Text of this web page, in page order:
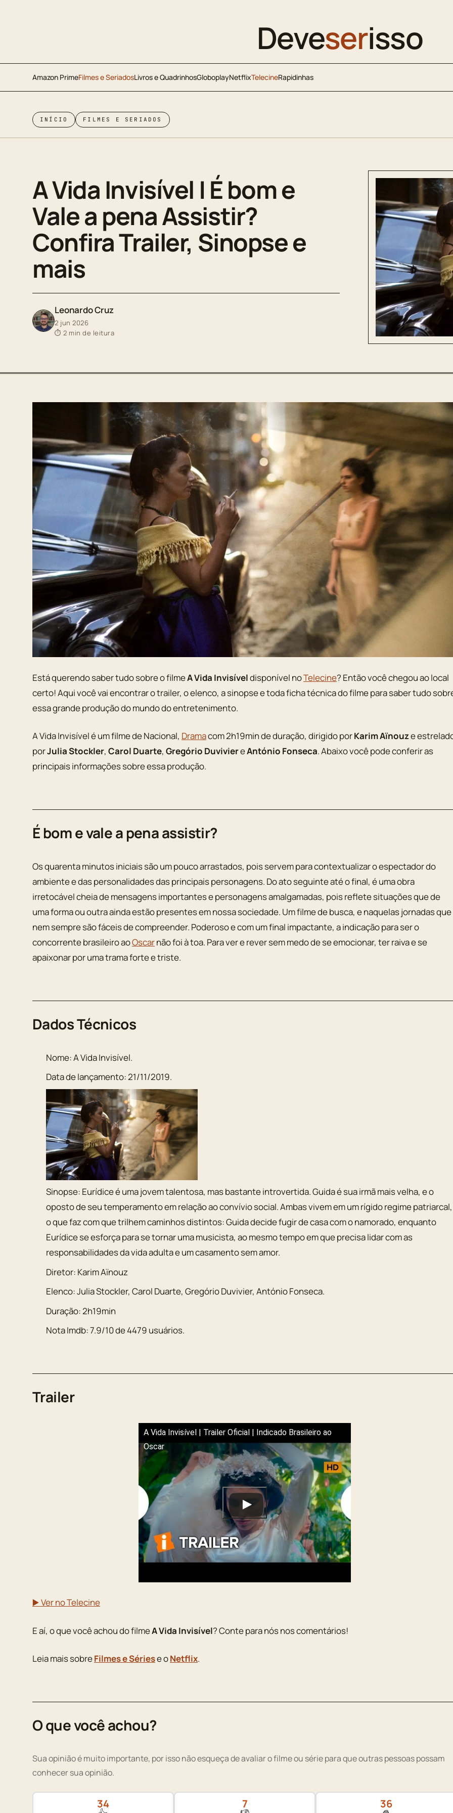
Deveserisso
Amazon PrimeFilmes e SeriadosLivros e QuadrinhosGloboplayNetflixTelecineRapidinhas
INÍCIO FILMES E SERIADOS
A Vida Invisível | É bom e
Vale a pena Assistir?
Confira Trailer, Sinopse e
mais
Leonardo Cruz
2 jun 2026
⏱ 2 min de leitura
Está querendo saber tudo sobre o filmeA Vida Invisíveldisponível noTelecine? Então você chegou ao local
certo! Aqui você vai encontrar o trailer, o elenco, a sinopse e toda ficha técnica do filme para saber tudo
essa grande produção do mundo do entretenimento.
A Vida Invisível é um filme de Nacional, Dramacom 2h19min de duração, dirigido porKarim Aïnouze
porJulia Stockler, Carol Duarte, Gregório DuviviereAntónio Fonseca. Abaixo você pode conferir as
principais informações sobre essa produção.
É bom e vale a pena assistir?
Os quarenta minutos iniciais são um pouco arrastados, pois servem para contextualizar o espectador do
ambiente e das personalidades das principais personagens. Do ato seguinte até o final, é uma obra
irretocável cheia de mensagens importantes e personagens amalgamadas, pois reflete situações que de
uma forma ou outra ainda estão presentes em nossa sociedade. Um filme de busca, e naquelas jornadas que
nem sempre são fáceis de compreender. Poderoso e com um final impactante, a indicação para ser o
concorrente brasileiro aoOscarnão foi à toa. Para ver e rever sem medo de se emocionar, ter raiva e se
apaixonar por uma trama forte e triste.
Dados Técnicos
Nome:A Vida Invisível.
Data de lançamento:21/11/2019.
Sinopse: Eurídice é uma jovem talentosa, mas bastante introvertida. Guida é sua irmã mais velha, e o
oposto de seu temperamento em relação ao convívio social. Ambas vivem em um rígido regime patriarcal,
o que faz com que trilhem caminhos distintos: Guida decide fugir de casa com o namorado, enquanto
Eurídice se esforça para se tornar uma musicista, ao mesmo tempo em que precisa lidar com as
responsabilidades da vida adulta e um casamento sem amor.
Diretor: Karim Aïnouz
Elenco:Julia Stockler,Carol Duarte,Gregório Duvivier,António Fonseca.
Duração:2h19min
Nota Imdb:7.9/10de4479 usuários.
Trailer
A Vida Invisível | Trailer Oficial | Indicado Brasileiro ao
Oscar
▶️ Ver no Telecine
E aí, o que você achou do filmeA Vida Invisível? Conte para nós nos comentários!
Leia mais sobreFilmes e Sériese oNetflix.
O que você achou?
Sua opinião é muito importante, por isso não esqueça de avaliar o filme ou série para que outras pessoas possam
conhecer sua opinião.
34 7 36